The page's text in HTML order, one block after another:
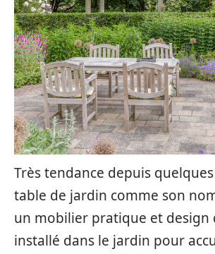
Très tendance depuis
table de jardin comme son
un mobilier pratique et design
installé dans le jardin pour